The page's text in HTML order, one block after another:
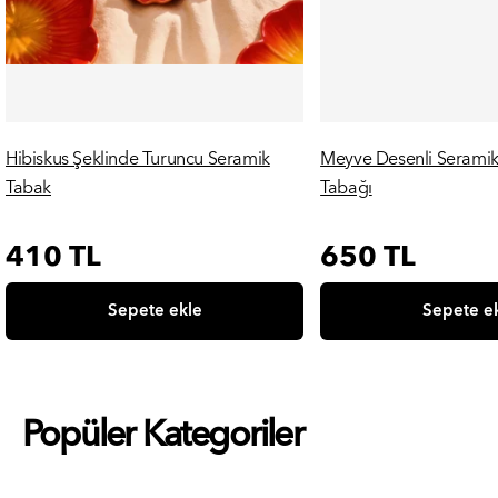
Hızlı Görünüm
Hibiskus Şeklinde Turuncu Seramik
Tabak
Normal
fiyat
410 TL
Sepete ekle
Hızlı
Meyve Desenli
Tabağı
Normal
fiyat
650 TL
Sepete
Popüler Kategoriler